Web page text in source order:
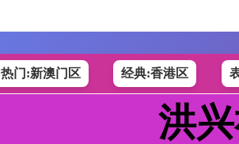
热门:新澳门区 经典:香港区
洪